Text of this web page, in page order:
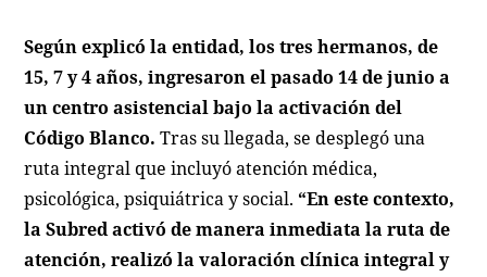
Según explicó la entidad, los tres hermanos, de
15, 7 y 4 años, ingresaron el pasado 14 de junio a
un centro asistencial bajo la activación del
Código Blanco. Tras su llegada, se desplegó una
ruta integral que incluyó atención médica,
psicológica, psiquiátrica y social. “En este contexto,
la Subred activó de manera inmediata la ruta de
atención, realizó la valoración clínica integral y